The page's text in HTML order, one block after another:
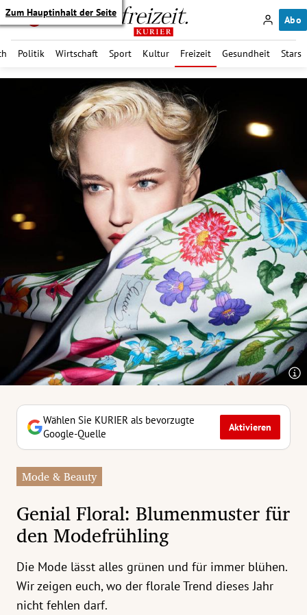
Zum Hauptinhalt der Seite
Abo
Politik Wirtschaft Sport Kultur Freizeit Gesundheit Stars
Untermenü
Untermenü
Untermenü
Untermenü
Untermenü
Untermenü
Untermenü
Untermenü
Untermenü
Wählen Sie KURIER als bevorzugte
Google-Quelle
Aktivieren
Mode & Beauty
Genial Floral: Blumenmuster für
den Modefrühling
Die Mode lässt alles grünen und für immer blühen.
Wir zeigen euch, wo der florale Trend dieses Jahr
nicht fehlen darf.